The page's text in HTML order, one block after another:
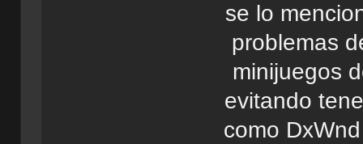
se lo
problemas
minijuegos
evitando
como